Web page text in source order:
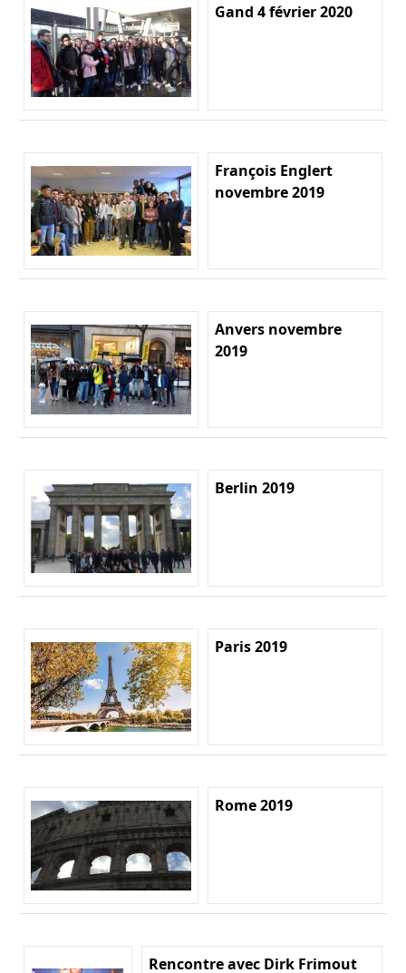
Gand 4 février 2020
François Englert
novembre 2019
Anvers novembre
2019
Berlin 2019
Paris 2019
Rome 2019
Rencontre avec Dirk Frimout